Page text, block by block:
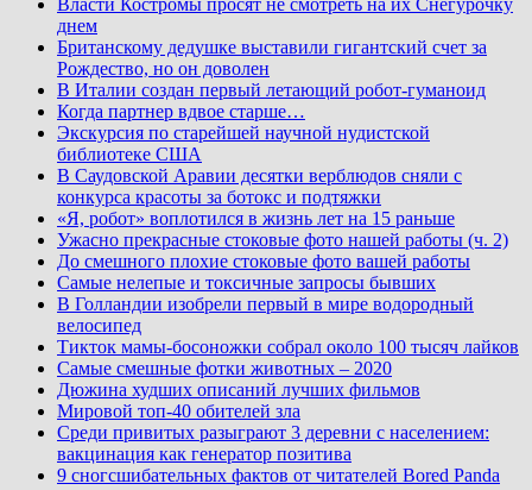
днем
Британскому дедушке выставили гигантский счет за
Рождество, но он доволен
В Италии создан первый летающий робот-гуманоид
Когда партнер вдвое старше…
Экскурсия по старейшей научной нудистской
библиотеке США
В Саудовской Аравии десятки верблюдов сняли с
конкурса красоты за ботокс и подтяжки
«Я, робот» воплотился в жизнь лет на 15 раньше
Ужасно прекрасные стоковые фото нашей работы (ч. 2)
До смешного плохие стоковые фото вашей работы
Самые нелепые и токсичные запросы бывших
В Голландии изобрели первый в мире водородный
велосипед
Тикток мамы-босоножки собрал около 100 тысяч лайков
Самые смешные фотки животных – 2020
Дюжина худших описаний лучших фильмов
Мировой топ-40 обителей зла
Среди привитых разыграют 3 деревни с населением:
вакцинация как генератор позитива
9 сногсшибательных фактов от читателей Bored Panda